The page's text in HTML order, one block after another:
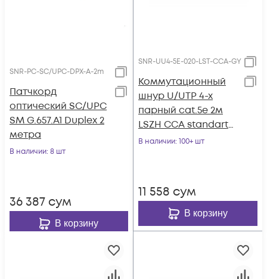
SNR-PC-SC/UPC-DPX-A-2m
Патчкорд
оптический SC/UPC
SM G.657.A1 Duplex 2
метра
В наличии: 8 шт
36 387 сум
В корзину
SNR-UU4-5E-020-LST-CCA-GY
Коммутационный
шнур U/UTP 4-х
парный cat.5e 2м
LSZH CCA standart
серый
В наличии: 100+ шт
11 558 сум
В корзину